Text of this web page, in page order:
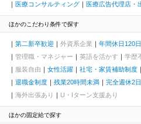
医療コンサルティング
医療広告代理店・
ほかのこだわり条件で探す
第二新卒歓迎 外資系企業 年間休日120
管理職・マネジャー
英語を活かす 学歴
服装自由
女性活躍 社宅・家賃補助制度
退職金制度
残業20時間未満 完全週休2
海外出張あり
U・Iターン支援あり
ほかの固定給で探す